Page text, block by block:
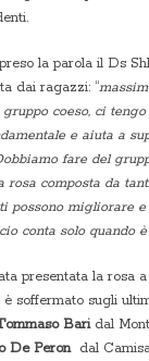
la parola il Ds
dai ragazzi: “
coeso, ci
e aiuta a
fare del
rosa composta da
possono migliorare
conta solo quando
presentata la rosa
è soffermato sugli
Bari dal
De Perondal